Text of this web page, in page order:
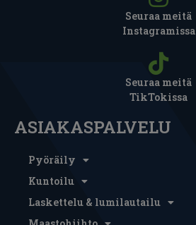
Seuraa meitä
Instagramissa
Seuraa meitä
TikTokissa
ASIAKASPALVELU
Pyöräily
Kuntoilu
Laskettelu & lumilautailu